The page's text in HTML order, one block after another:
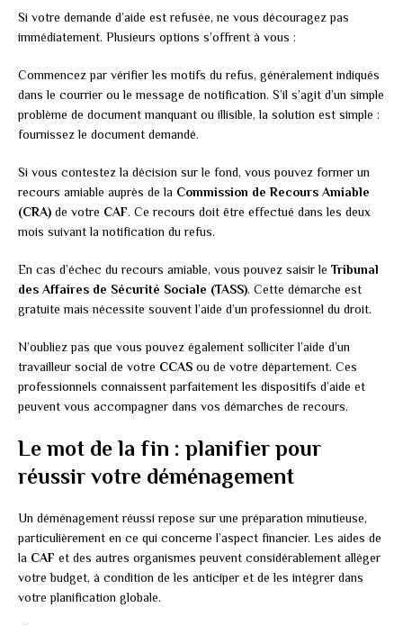
Si votre demande d’aide est refusée, ne vous découragez pas
immédiatement. Plusieurs options s’offrent à vous :
Commencez par vérifier les motifs du refus, généralement indiqués
dans le courrier ou le message de notification. S’il s’agit d’un simple
problème de document manquant ou illisible, la solution est simple :
fournissez le document demandé.
Si vous contestez la décision sur le fond, vous pouvez former un
recours amiable auprès de la Commission de Recours Amiable
(CRA) de votre CAF. Ce recours doit être effectué dans les deux
mois suivant la notification du refus.
En cas d’échec du recours amiable, vous pouvez saisir le Tribunal
des Affaires de Sécurité Sociale (TASS). Cette démarche est
gratuite mais nécessite souvent l’aide d’un professionnel du droit.
N’oubliez pas que vous pouvez également solliciter l’aide d’un
travailleur social de votre CCAS ou de votre département. Ces
professionnels connaissent parfaitement les dispositifs d’aide et
peuvent vous accompagner dans vos démarches de recours.
Le mot de la fin : planifier pour
réussir votre déménagement
Un déménagement réussi repose sur une préparation minutieuse,
particulièrement en ce qui concerne l’aspect financier. Les aides de
la CAF et des autres organismes peuvent considérablement alléger
votre budget, à condition de les anticiper et de les intégrer dans
votre planification globale.